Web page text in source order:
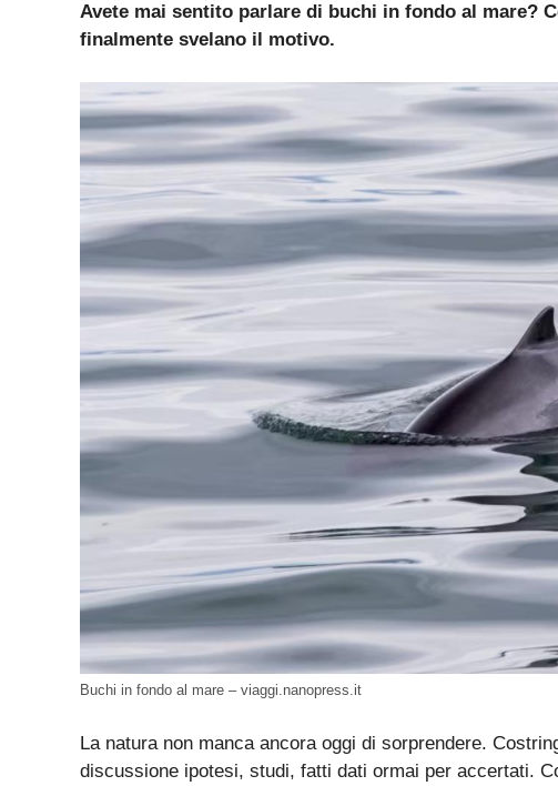
Avete mai sentito parlare di buchi in fondo al mare?
finalmente svelano il motivo.
Buchi in fondo al mare – viaggi.nanopress.it
La natura non manca ancora oggi di sorprendere.
discussione ipotesi, studi, fatti dati ormai per accertati.